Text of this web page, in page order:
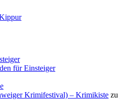
für Einsteiger
Krimifestival) – Krimikiste zu